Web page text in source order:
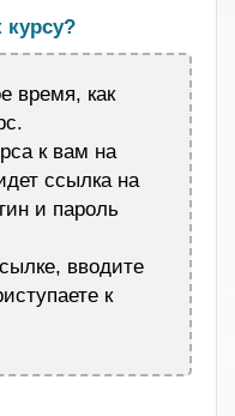
курсу?
время, как
к вам на
ссылка на
и пароль
вводите
к